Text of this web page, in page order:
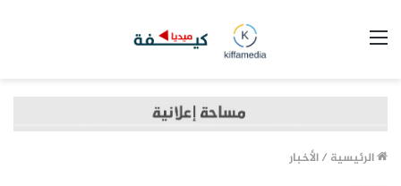
الرئيسية /الأخبار